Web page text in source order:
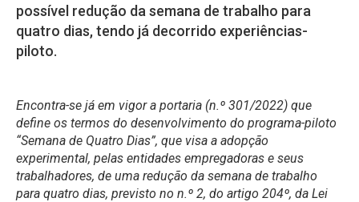
possível redução da semana de trabalho para
quatro dias, tendo já decorrido experiências-
piloto.
Encontra-se já em vigor a portaria (n.º 301/2022) que
define os termos do desenvolvimento do programa-piloto
“Semana de Quatro Dias”, que visa a adopção
experimental, pelas entidades empregadoras e seus
trabalhadores, de uma redução da semana de trabalho
para quatro dias, previsto no n.º 2, do artigo 204º, da Lei